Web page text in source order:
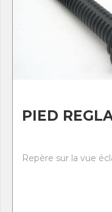
PIED
Repère sur la vue